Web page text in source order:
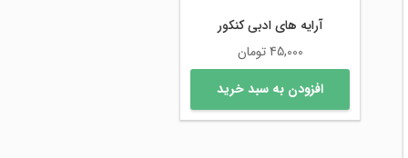
آرایه های ادبی کنکور
45,000تومان
افزودن به سبد خرید